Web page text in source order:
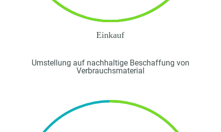
Einkauf
Umstellung auf nachhaltige Beschaffung von
Verbrauchsmaterial